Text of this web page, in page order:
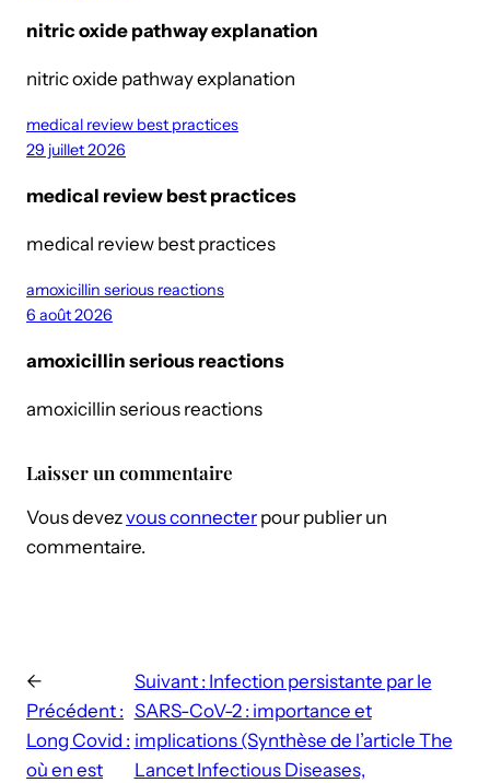
nitric oxide pathway explanation
nitric oxide pathway explanation
medical review best practices
29 juillet 2026
medical review best practices
medical review best practices
amoxicillin serious reactions
6 août 2026
amoxicillin serious reactions
amoxicillin serious reactions
Laisser un commentaire
Vous devezvous connecter pour publier un
commentaire.
←
Précédent :
Long Covid :
où en est
Suivant : Infection persistante par le
SARS-CoV-2 : importance et
implications (Synthèse de l’article The
Lancet Infectious Diseases,